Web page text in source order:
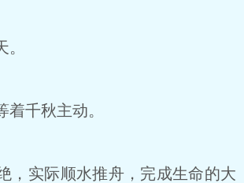
千秋主动。
，实际顺水推舟，完成生命的大